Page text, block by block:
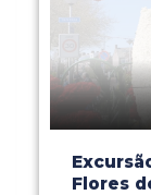
Flores